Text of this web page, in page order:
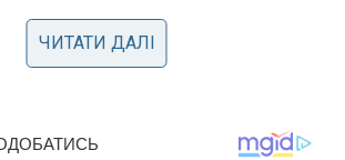
ЧИТАТИ ДАЛІ